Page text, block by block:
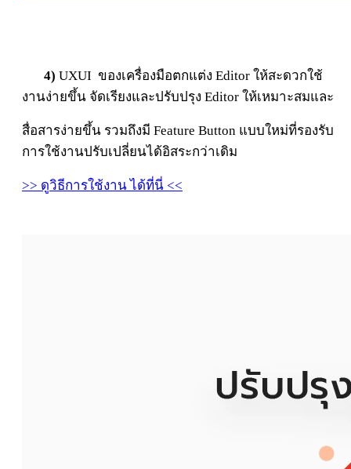
4) UXUI ของเครื่องมือตกแต่ง Editor ให้สะดวกใช้
งานง่ายขึ้น จัดเรียงและปรับปรุง Editor ให้เหมาะสมและ
สื่อสารง่ายขึ้น รวมถึงมี Feature Button แบบใหม่ที่รองรับ
การใช้งานปรับเปลี่ยนได้อิสระกว่าเดิม
>> ดูวิธีการใช้งาน ได้ที่นี่ <<